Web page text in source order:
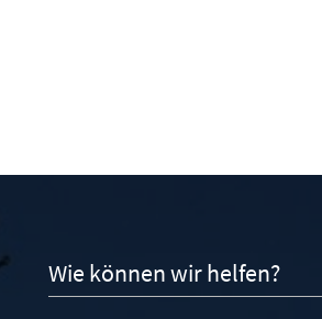
Wie können wir helfen?